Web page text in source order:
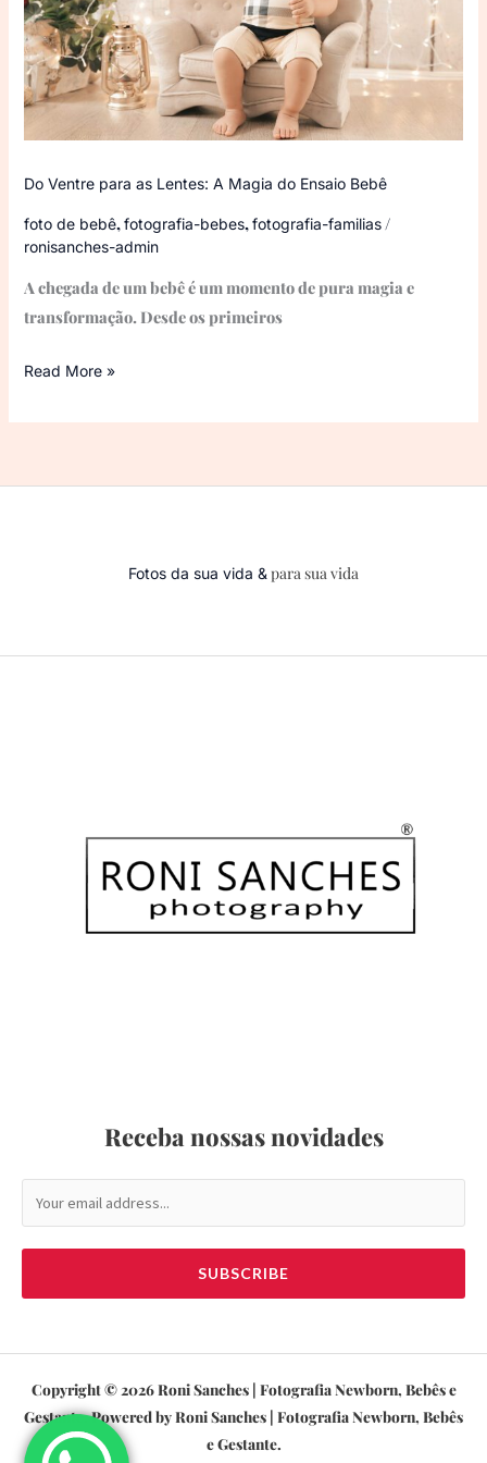
Do Ventre para as Lentes: A Magia do Ensaio Bebê
foto de bebê,fotografia-bebes,fotografia-familias /
ronisanches-admin
A chegada de um bebê é um momento de pura magia e
transformação. Desde os primeiros
Magia
do
Ensaio
Bebê
Read More »
Fotos da sua vida &para sua vida
Receba nossas novidades
SUBSCRIBE
Copyright © 2026 Roni Sanches | Fotografia Newborn, Bebês e
Gestante. Powered by Roni Sanches | Fotografia Newborn, Bebês
e Gestante.